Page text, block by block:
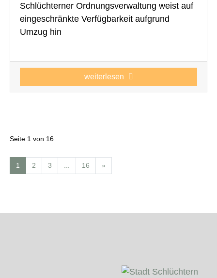
Schlüchterner Ordnungsverwaltung weist auf
eingeschränkte Verfügbarkeit aufgrund
Umzug hin
weiterlesen
Seite 1 von 16
1 2 3 16 »